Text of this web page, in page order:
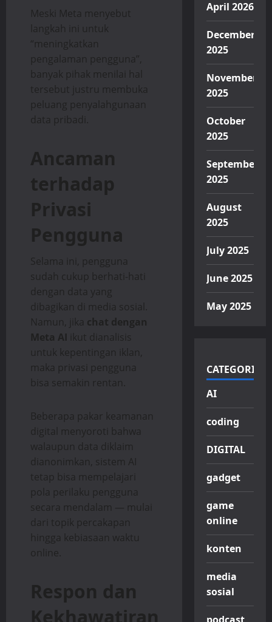
Meski Meta menyebut
langkah ini untuk
“meningkatkan
pengalaman pengguna”,
banyak pihak menilai hal
tersebut justru membuka
peluang penyalahgunaan
data pribadi.
Ancaman
terhadap
Privasi
Pengguna
Selama ini, pengguna
sudah cukup berhati-hati
dengan data yang
dibagikan di media sosial.
Namun, jika chat dengan
Meta AI ikut dianalisis
untuk kepentingan iklan,
maka privasi pengguna
bisa semakin rentan.
Beberapa pakar keamanan
digital menyoroti bahwa
walaupun data diklaim
dianonimkan, sistem AI
tetap bisa mempelajari
pola perilaku pengguna
secara mendalam — mulai
dari topik percakapan
hingga kebiasaan waktu
online.
Respon dan
Kekhawatiran
April 2026
December
2025
November
2025
October
2025
September
2025
August
2025
July 2025
June 2025
May 2025
CATEGORIES
AI
coding
DIGITAL
gadget
game
online
konten
media
sosial